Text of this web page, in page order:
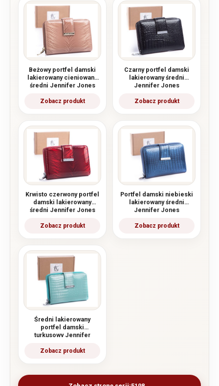
Beżowy portfel damski
lakierowany cieniowany
średni Jennifer Jones
Czarny portfel damski
lakierowany średni
Jennifer Jones
Krwisto czerwony portfel
damski lakierowany
średni Jennifer Jones
Portfel damski niebieski
lakierowany średni
Jennifer Jones
Średni lakierowany
portfel damski
turkusowy Jennifer